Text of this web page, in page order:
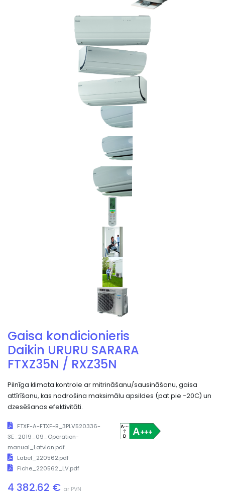
Gaisa kondicionieris
Daikin URURU SARARA
FTXZ35N / RXZ35N
Pilnīga klimata kontrole ar mitrināšanu/sausināšanu, gaisa
attīrīšanu, kas nodrošina maksimālu apsildes (pat pie -20C) un
dzesēšanas efektivitāti.
FTXF-A-FTXF-B_3PLV520336-
3E_2019_09_Operation-
manual_Latvian.pdf
Label_220562.pdf
Fiche_220562_LV.pdf
4 382.62 € ar PVN